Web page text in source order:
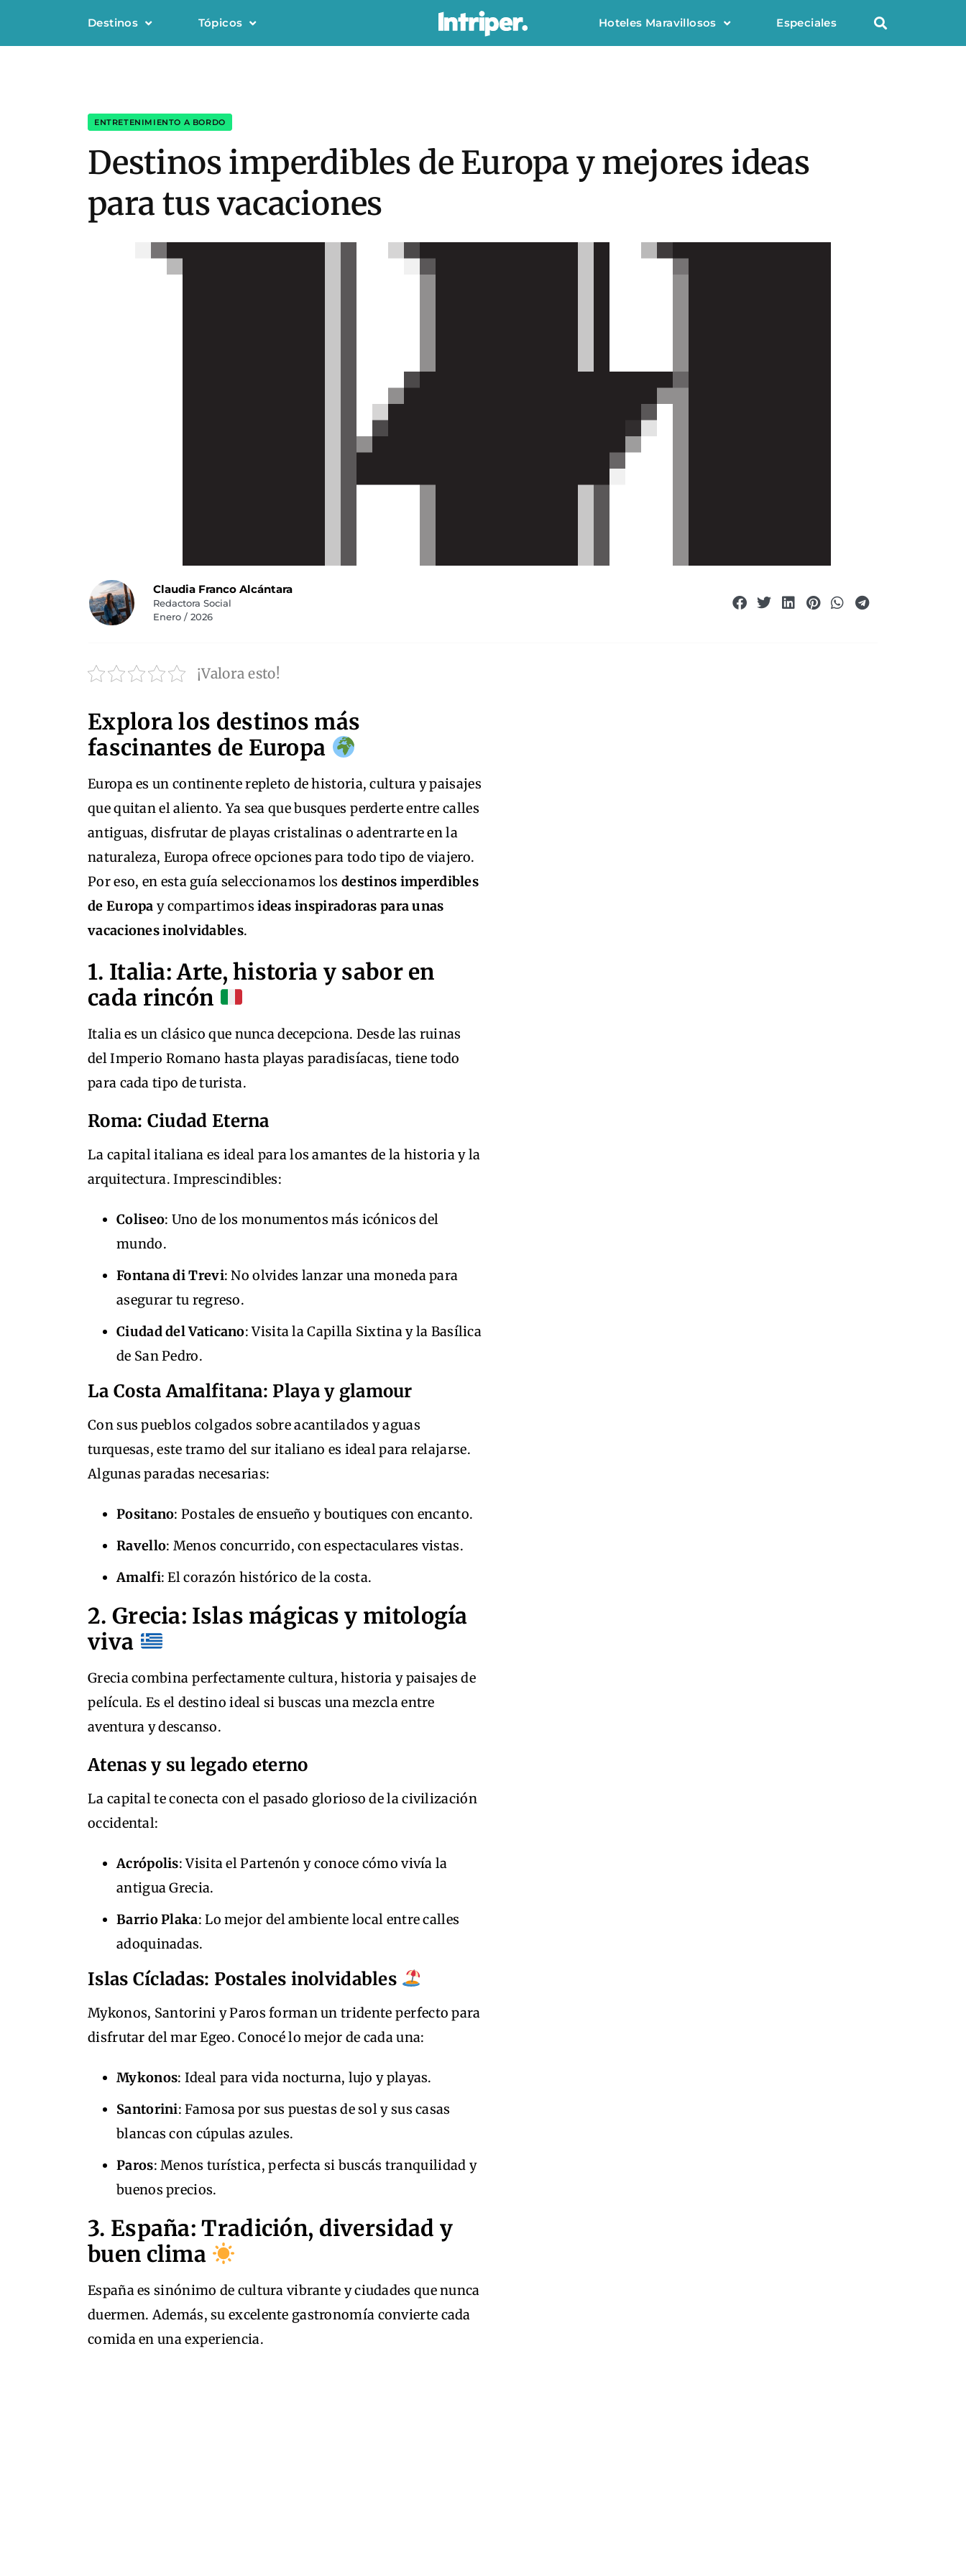
Destinos Tópicos Hoteles Maravillosos Especiales
ENTRETENIMIENTO A BORDO
Destinos imperdibles de Europa y mejores ideas
para tus vacaciones
Claudia Franco Alcántara
Redactora Social
Enero / 2026
¡Valora esto!
Explora los destinos más
fascinantes de Europa
Europa es un continente repleto de historia, cultura y paisajes
que quitan el aliento. Ya sea que busques perderte entre calles
antiguas, disfrutar de playas cristalinas o adentrarte en la
naturaleza, Europa ofrece opciones para todo tipo de viajero.
Por eso, en esta guía seleccionamos los destinos imperdibles
de Europa y compartimosideas inspiradoras para unas
vacaciones inolvidables.
1. Italia: Arte, historia y sabor en
cada rincón
Italia es un clásico que nunca decepciona. Desde las ruinas
del Imperio Romano hasta playas paradisíacas, tiene todo
para cada tipo de turista.
Roma: Ciudad Eterna
La capital italiana es ideal para los amantes de la historia y la
arquitectura. Imprescindibles:
Coliseo: Uno de los monumentos más icónicos del
mundo.
Fontana di Trevi: No olvides lanzar una moneda para
asegurar tu regreso.
Ciudad del Vaticano: Visita la Capilla Sixtina y la Basílica
de San Pedro.
La Costa Amalfitana: Playa y glamour
Con sus pueblos colgados sobre acantilados y aguas
turquesas, este tramo del sur italiano es ideal para relajarse.
Algunas paradas necesarias:
Positano: Postales de ensueño y boutiques con encanto.
Ravello: Menos concurrido, con espectaculares vistas.
Amalfi: El corazón histórico de la costa.
2. Grecia: Islas mágicas y mitología
viva
Grecia combina perfectamente cultura, historia y paisajes de
película. Es el destino ideal si buscas una mezcla entre
aventura y descanso.
Atenas y su legado eterno
La capital te conecta con el pasado glorioso de la civilización
occidental:
Acrópolis: Visita el Partenón y conoce cómo vivía la
antigua Grecia.
Barrio Plaka: Lo mejor del ambiente local entre calles
adoquinadas.
Islas Cícladas: Postales inolvidables
Mykonos, Santorini y Paros forman un tridente perfecto para
disfrutar del mar Egeo. Conocé lo mejor de cada una:
Mykonos: Ideal para vida nocturna, lujo y playas.
Santorini: Famosa por sus puestas de sol y sus casas
blancas con cúpulas azules.
Paros: Menos turística, perfecta si buscás tranquilidad y
buenos precios.
3. España: Tradición, diversidad y
buen clima
España es sinónimo de cultura vibrante y ciudades que nunca
duermen. Además, su excelente gastronomía convierte cada
comida en una experiencia.